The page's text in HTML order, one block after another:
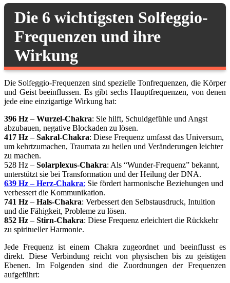
Die 6 wichtigsten Solfeggio-
Frequenzen und ihre
Wirkung
Die Solfeggio-Frequenzen sind spezielle Tonfrequenzen, die Körper
und Geist beeinflussen. Es gibt sechs Hauptfrequenzen, von denen
jede eine einzigartige Wirkung hat:
396 Hz – Wurzel-Chakra: Sie hilft, Schuldgefühle und Angst
abzubauen, negative Blockaden zu lösen.
417 Hz – Sakral-Chakra: Diese Frequenz umfasst das Universum,
um kehrtzumachen, Traumata zu heilen und Veränderungen leichter
zu machen.
528 Hz – Solarplexus-Chakra: Als “Wunder-Frequenz” bekannt,
unterstützt sie bei Transformation und der Heilung der DNA.
639 Hz – Herz-Chakra: Sie fördert harmonische Beziehungen und
verbessert die Kommunikation.
741 Hz – Hals-Chakra: Verbessert den Selbstausdruck, Intuition
und die Fähigkeit, Probleme zu lösen.
852 Hz – Stirn-Chakra: Diese Frequenz erleichtert die Rückkehr
zu spiritueller Harmonie.
Jede Frequenz ist einem Chakra zugeordnet und beeinflusst es
direkt. Diese Verbindung reicht von physischen bis zu geistigen
Ebenen. Im Folgenden sind die Zuordnungen der Frequenzen
aufgeführt: